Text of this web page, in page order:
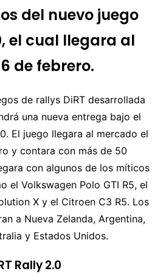
del nuevo juego
el cual llegara al
de febrero.
de rallys DiRT desarrollada
una nueva entrega bajo el
El juego llegara al mercado el
y contara con más de 50
con algunos de los míticos
el Volkswagen Polo GTI R5, el
X y el Citroen C3 R5. Los
a Nueva Zelanda, Argentina,
y Estados Unidos.
Rally 2.0